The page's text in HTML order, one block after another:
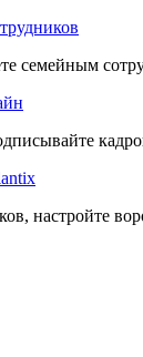
семейным
настройте